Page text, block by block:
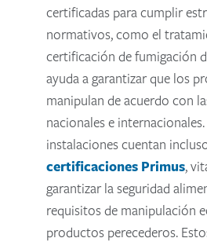
certificadas para cumplir
normativos, como el
certificación de fumigación
ayuda a garantizar que los
manipulan de acuerdo con
nacionales e
instalaciones cuentan
certificaciones Primus,
garantizar la seguridad
requisitos de manipulación
productos perecederos.